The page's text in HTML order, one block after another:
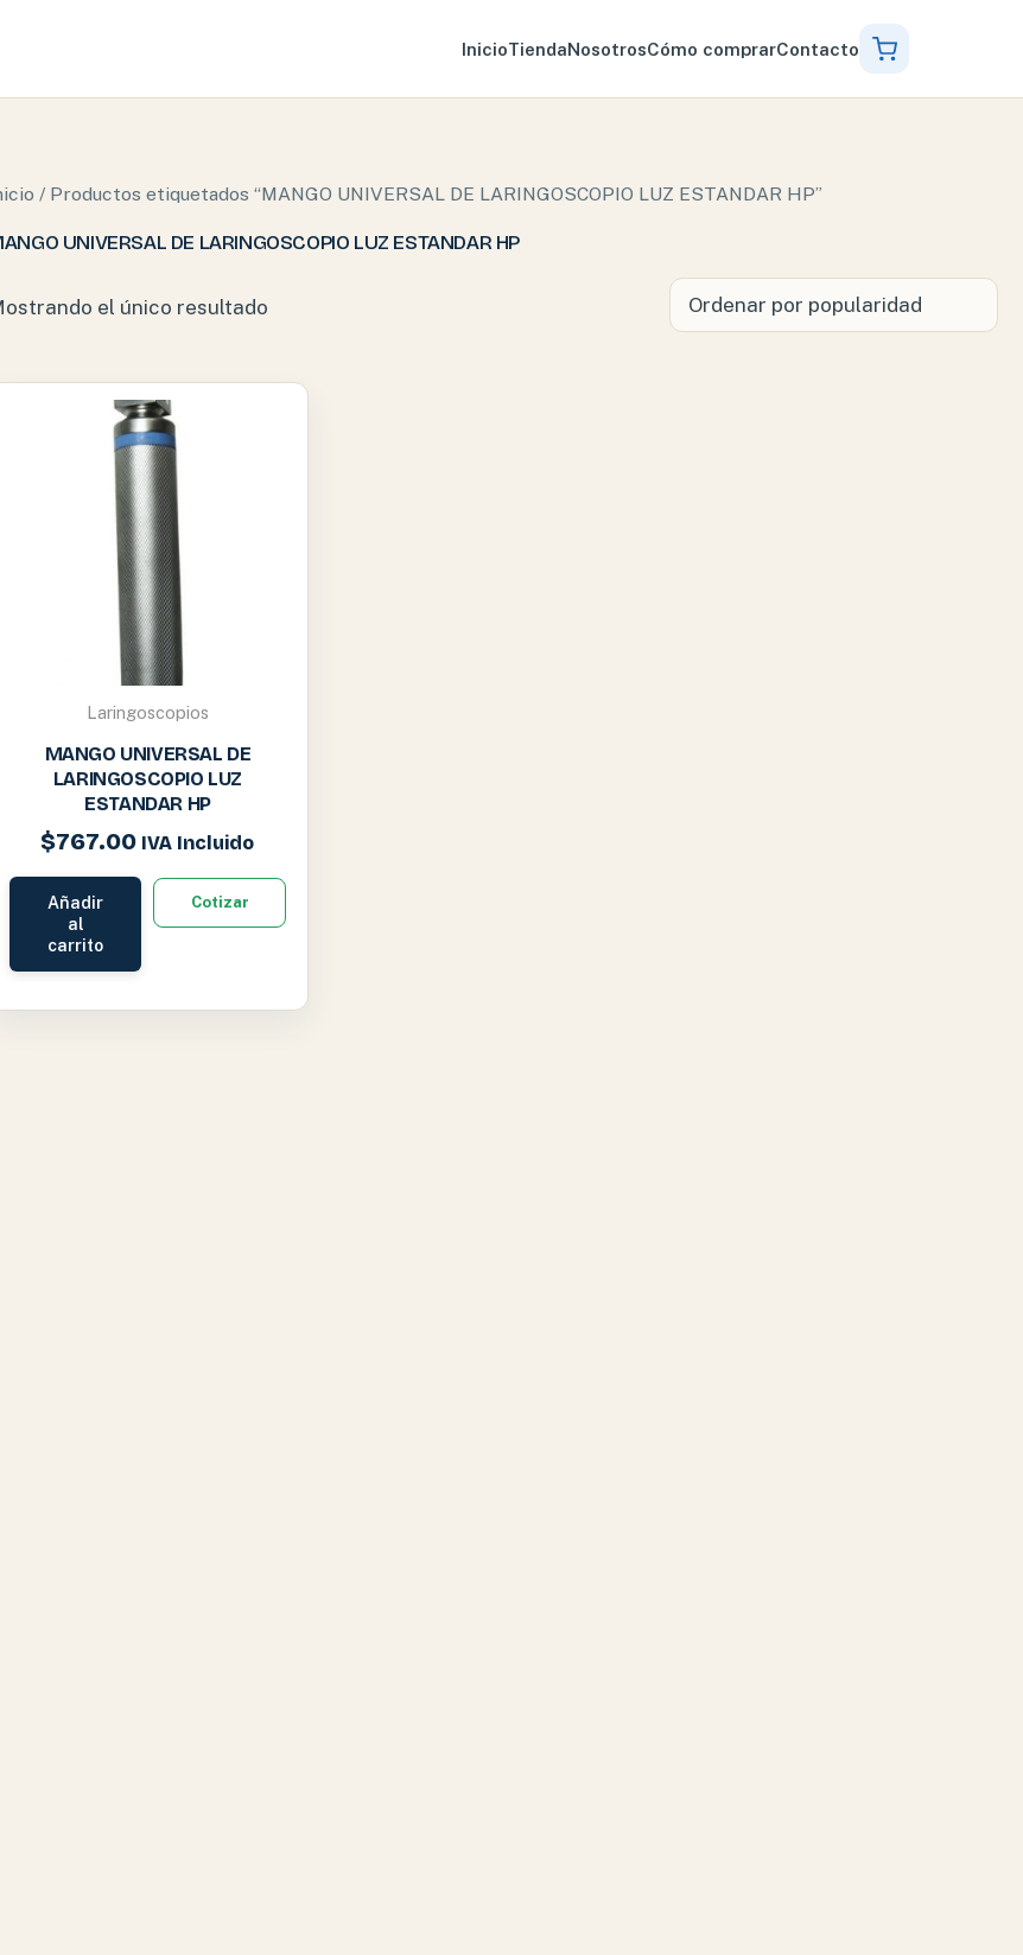
InicioTiendaNosotrosCómo comprarContacto
/ Productos etiquetados “MANGO UNIVERSAL DE LARINGOSCOPIO LUZ ESTANDAR HP”
UNIVERSAL DE LARINGOSCOPIO LUZ ESTANDAR HP
el único resultado
Laringoscopios
MANGO UNIVERSAL DE
LARINGOSCOPIO LUZ
ESTANDAR HP
$767.00 IVA Incluido
Añadir
al
carrito
Cotizar